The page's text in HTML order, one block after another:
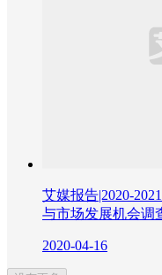
艾媒报告|2020-
与市场发展机会调
2020-04-16